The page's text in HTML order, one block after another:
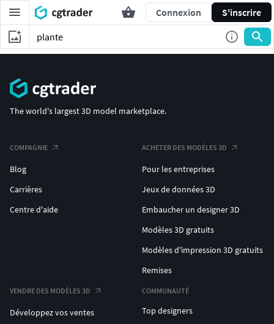
Connexion S'inscrire
The world's largest 3D model marketplace.
COMPAGNIE
Blog
Carrières
Centre d'aide
ACHETER DES MODÈLES 3D
Pour les entreprises
Jeux de données 3D
Embaucher un designer 3D
Modèles 3D gratuits
Modèles d'impression 3D gratuits
Remises
VENDRE DES MODÈLES 3D
Développez vos ventes
COMMUNAUTÉ
Top designers